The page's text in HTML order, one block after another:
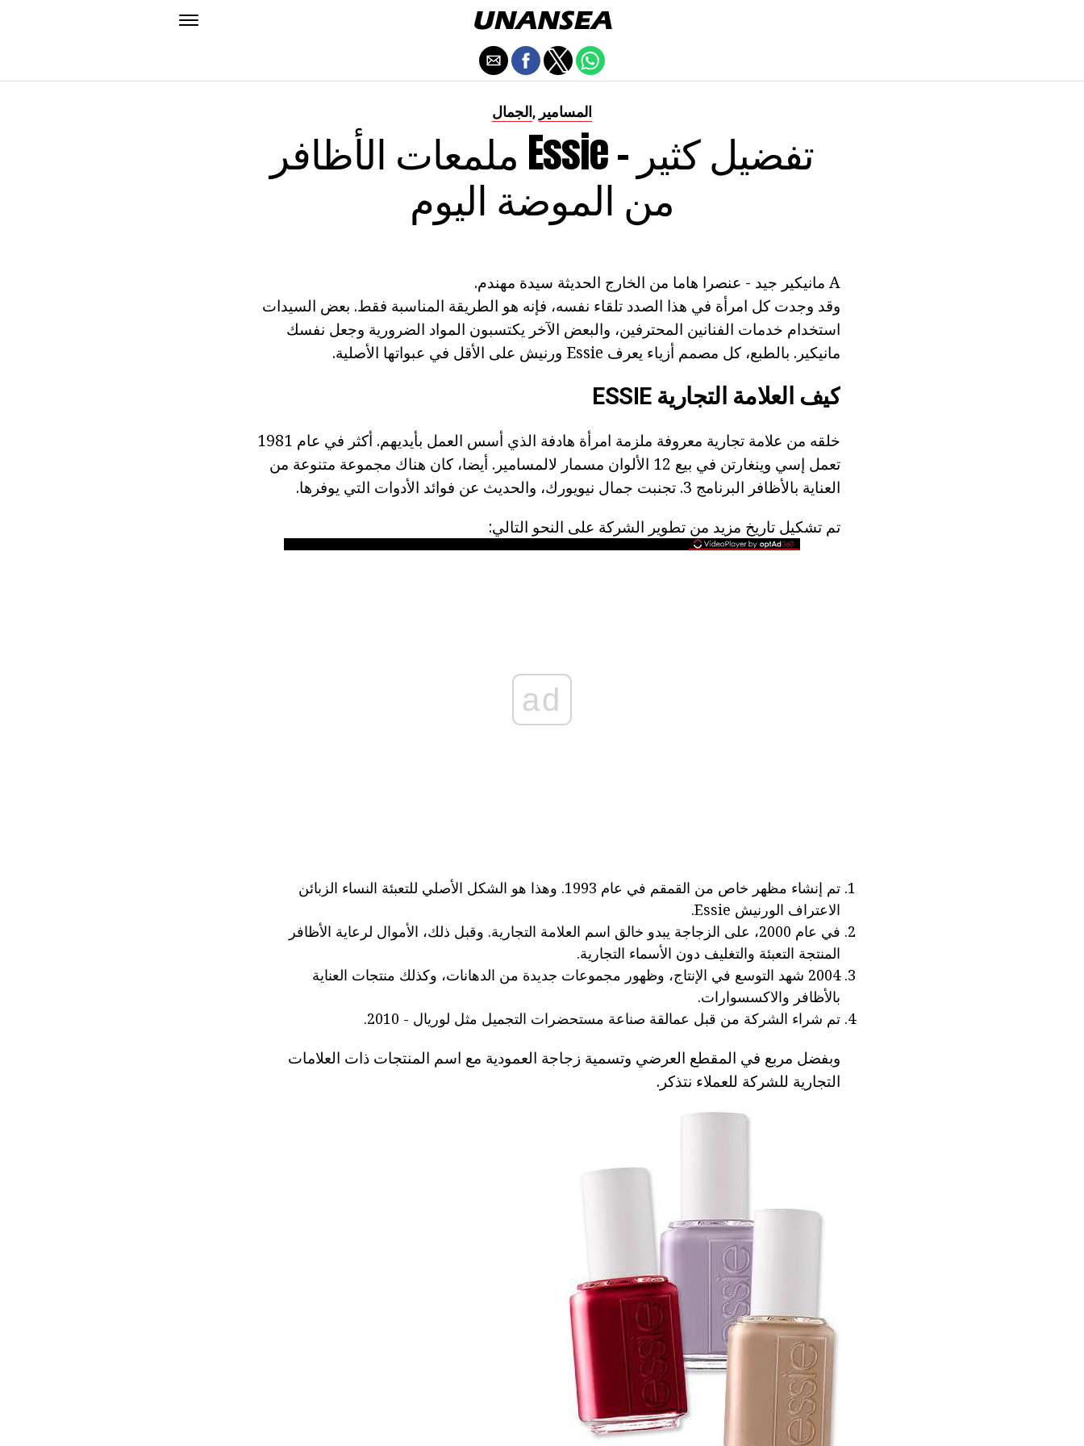
الجمال , المسامير
ملمعات الأظافر Essie - تفضيل كثير
من الموضة اليوم
A مانيكير جيد - عنصرا هاما من الخارج الحديثة سيدة مهندم.
وقد وجدت كل امرأة في هذا الصدد تلقاء نفسه، فإنه هو الطريقة المناسبة فقط. بعض السيدات
استخدام خدمات الفنانين المحترفين، والبعض الآخر يكتسبون المواد الضرورية وجعل نفسك
مانيكير. بالطبع، كل مصمم أزياء يعرف Essie ورنيش على الأقل في عبواتها الأصلية.
كيف العلامة التجارية ESSIE
خلقه من علامة تجارية معروفة ملزمة امرأة هادفة الذي أسس العمل بأيديهم. أكثر في عام 1981
تعمل إسي وينغارتن في بيع 12 الألوان مسمار لالمسامير. أيضا، كان هناك مجموعة متنوعة من
العناية بالأظافر البرنامج 3. تجنبت جمال نيويورك، والحديث عن فوائد الأدوات التي يوفرها.
تم تشكيل تاريخ مزيد من تطوير الشركة على النحو التالي:
ad
تم إنشاء مظهر خاص من القمقم في عام 1993. وهذا هو الشكل الأصلي للتعبئة النساء الزبائن
الاعتراف الورنيش Essie.
في عام 2000، على الزجاجة يبدو خالق اسم العلامة التجارية. وقبل ذلك، الأموال لرعاية الأظافر
المنتجة التعبئة والتغليف دون الأسماء التجارية.
2004 شهد التوسع في الإنتاج، وظهور مجموعات جديدة من الدهانات، وكذلك منتجات العناية
بالأظافر والاكسسوارات.
تم شراء الشركة من قبل عمالقة صناعة مستحضرات التجميل مثل لوريال - 2010.
وبفضل مربع في المقطع العرضي وتسمية زجاجة العمودية مع اسم المنتجات ذات العلامات
التجارية للشركة للعملاء نتذكر.